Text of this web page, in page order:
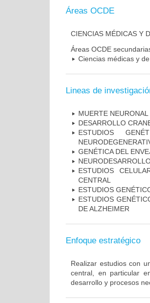
Áreas OCDE
CIENCIAS MÉDICAS Y
Áreas OCDE
Ciencias médicas y
Lineas de
MUERTE
DESARROLLO
ESTUDIOS
GENÉTICA DEL
ESTUDIOS
CENTRAL
ESTUDIOS
ESTUDIOS
DE ALZHEIMER
Enfoque estratégico
Realizar estudios con
central, en particular
desarrollo y procesos